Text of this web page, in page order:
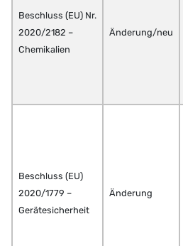
Beschluss (EU) Nr.
2020/2182 –
Chemikalien
Änderung/neu
Beschluss (EU)
2020/1779 –
Gerätesicherheit
Änderung